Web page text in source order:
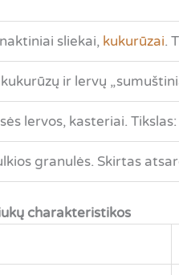
sliekai, kukurūzai.
kukurūzų ir lervų
lervos, kasteriai.
granulės. Skirtas
charakteristikos